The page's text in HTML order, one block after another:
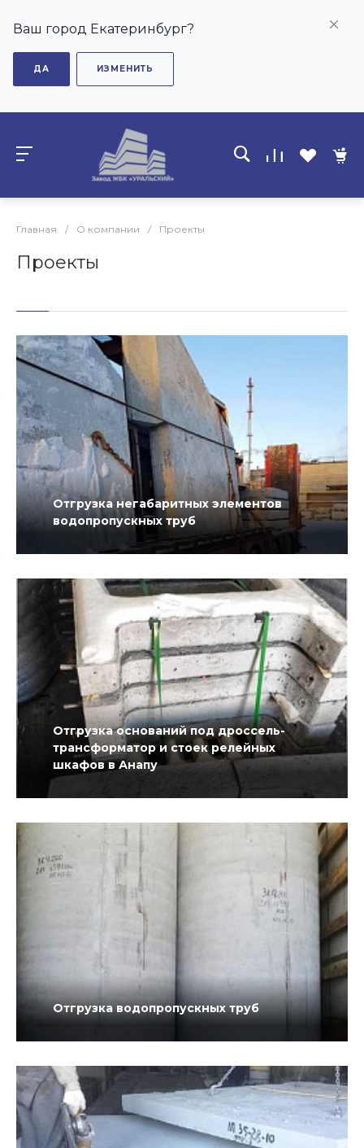
Ваш город Екатеринбург?
ДА ИЗМЕНИТЬ
Главная / О компании / Проекты
Проекты
Отгрузка негабаритных элементов
водопропускных труб
Отгрузка оснований под дроссель-
трансформатор и стоек релейных
шкафов в Анапу
Отгрузка водопропускных труб